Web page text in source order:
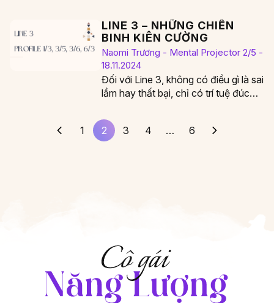
LINE 3 – NHỮNG CHIẾN
BINH KIÊN CƯỜNG
Naomi Trương - Mental Projector 2/5 -
18.11.2024
Đối với Line 3, không có điều gì là sai
lầm hay thất bại, chỉ có trí tuệ đúc
1
2 3 4 … 6